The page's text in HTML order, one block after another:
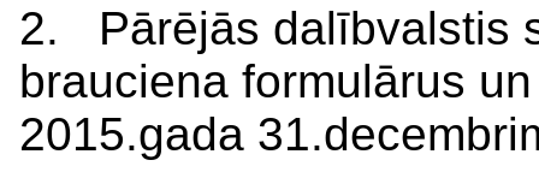
2. Pārējās dalībvalstis
brauciena formulārus
2015.gada